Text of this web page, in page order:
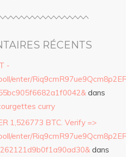
RÉCENTS
-
enter/
dans
curry
1,526773 BTC. Verify =>
enter/
dans